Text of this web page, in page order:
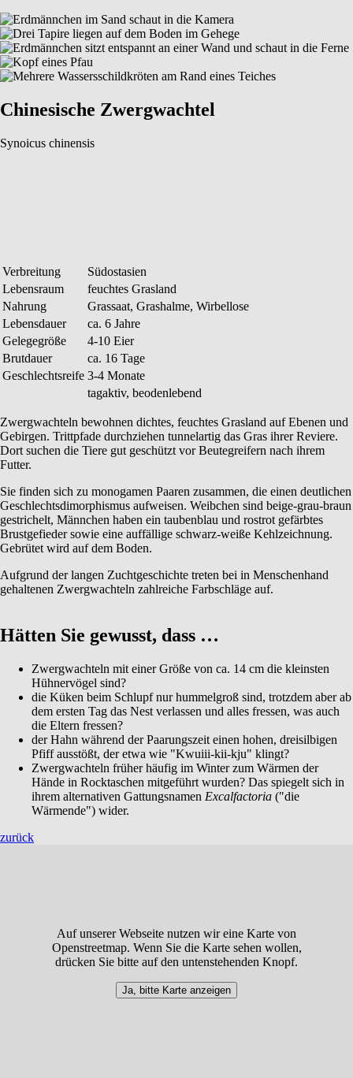
Chinesische Zwergwachtel
Synoicus chinensis
Verbreitung
Südostasien
Lebensraum
feuchtes Grasland
Nahrung
Grassaat, Grashalme, Wirbellose
Lebensdauer
ca. 6 Jahre
Gelegegröße
4-10 Eier
Brutdauer
ca. 16 Tage
Geschlechtsreife 3-4 Monate
tagaktiv, beodenlebend
Zwergwachteln bewohnen dichtes, feuchtes Grasland auf Ebenen und
Gebirgen. Trittpfade durchziehen tunnelartig das Gras ihrer Reviere.
Dort suchen die Tiere gut geschützt vor Beutegreifern nach ihrem
Futter.
Sie finden sich zu monogamen Paaren zusammen, die einen deutlichen
Geschlechtsdimorphismus aufweisen. Weibchen sind beige-grau-braun
gestrichelt, Männchen haben ein taubenblau und rostrot gefärbtes
Brustgefieder sowie eine auffällige schwarz-weiße Kehlzeichnung.
Gebrütet wird auf dem Boden.
Aufgrund der langen Zuchtgeschichte treten bei in Menschenhand
gehaltenen Zwergwachteln zahlreiche Farbschläge auf.
Hätten Sie gewusst, dass …
Zwergwachteln mit einer Größe von ca. 14 cm die kleinsten
Hühnervögel sind?
die Küken beim Schlupf nur hummelgroß sind, trotzdem aber ab
dem ersten Tag das Nest verlassen und alles fressen, was auch
die Eltern fressen?
der Hahn während der Paarungszeit einen hohen, dreisilbigen
Pfiff ausstößt, der etwa wie "Kwuiii-kii-kju" klingt?
Zwergwachteln früher häufig im Winter zum Wärmen der
Hände in Rocktaschen mitgeführt wurden? Das spiegelt sich in
ihrem alternativen Gattungsnamen Excalfactoria ("die
Wärmende") wider.
zurück
Auf unserer Webseite nutzen wir eine Karte von
Openstreetmap. Wenn Sie die Karte sehen wollen,
drücken Sie bitte auf den untenstehenden Knopf.
Ja, bitte Karte anzeigen